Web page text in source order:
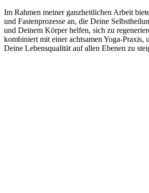
Im Rahmen meiner ganzheitlichen Arbeit
und Fastenprozesse an, die Deine
und Deinem Körper helfen, sich zu
kombiniert mit einer achtsamen Yoga-Praxis,
Deine Lebensqualität auf allen Ebenen zu